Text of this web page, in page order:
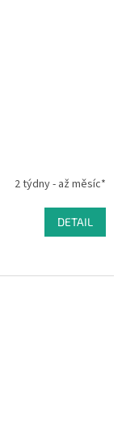
2 týdny - až měsíc*
DETAIL